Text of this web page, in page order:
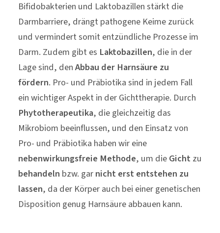
Bifidobakterien und Laktobazillen stärkt die
Darmbarriere, drängt pathogene Keime zurück
und vermindert somit entzündliche Prozesse im
Darm. Zudem gibt es Laktobazillen, die in der
Lage sind, denAbbau der Harnsäure zu
fördern. Pro- und Präbiotika sind in jedem Fall
ein wichtiger Aspekt in der Gichttherapie. Durch
Phytotherapeutika, die gleichzeitig das
Mikrobiom beeinflussen, und den Einsatz von
Pro- und Präbiotika haben wir eine
nebenwirkungsfreie Methode, um dieGichtzu
behandeln bzw. garnicht erst entstehen zu
lassen, da der Körper auch bei einer genetischen
Disposition genug Harnsäure abbauen kann.